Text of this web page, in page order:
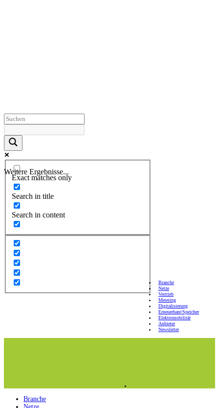
Weitere Ergebnisse...
Exact matches only
Search in title
Search in content
Branche
Netze
Vertrieb
Metering
Digitalisierung
Erneuerbare/Speicher
Elektromobilität
Anbieter
Newsletter
Branche